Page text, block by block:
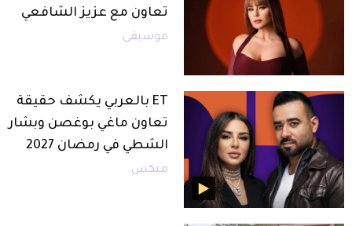
تعاون مع عزيز الشافعي
موسيقى
ET بالعربي يكشف حقيقة
تعاون ماغي بوغصن وبشار
الشطي في رمضان 2027
ميكس